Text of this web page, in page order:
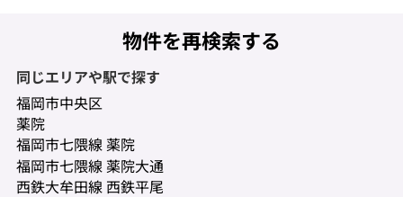
物件を再検索する
同じエリアや駅で探す
福岡市中央区
薬院
福岡市七隈線 薬院
福岡市七隈線 薬院大通
西鉄大牟田線 西鉄平尾